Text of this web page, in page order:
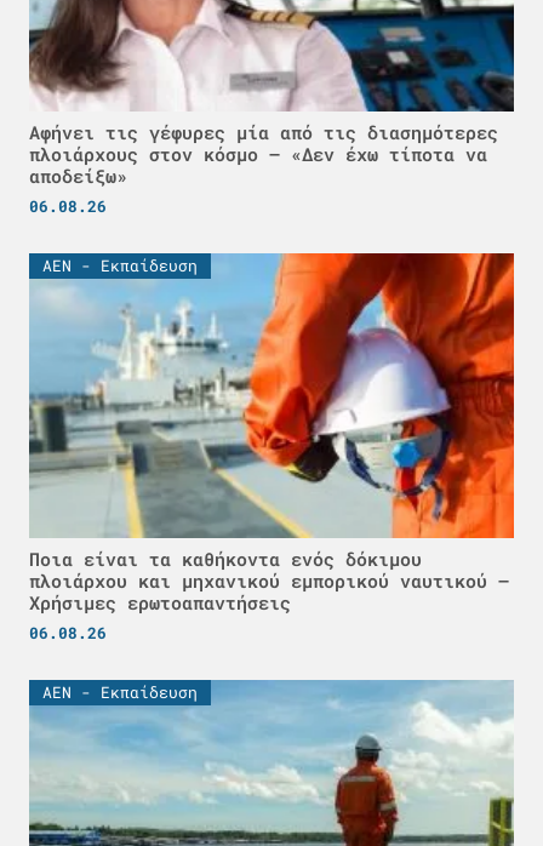
Αφήνει τις γέφυρες μία από τις διασημότερες
πλοιάρχους στον κόσμο – «Δεν έχω τίποτα να
αποδείξω»
06.08.26
ΑΕΝ - Εκπαίδευση
Ποια είναι τα καθήκοντα ενός δόκιμου
πλοιάρχου και μηχανικού εμπορικού ναυτικού –
Χρήσιμες ερωτοαπαντήσεις
06.08.26
ΑΕΝ - Εκπαίδευση